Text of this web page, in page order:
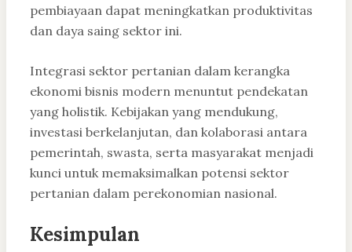
pembiayaan dapat meningkatkan produktivitas
dan daya saing sektor ini.
Integrasi sektor pertanian dalam kerangka
ekonomi bisnis modern menuntut pendekatan
yang holistik. Kebijakan yang mendukung,
investasi berkelanjutan, dan kolaborasi antara
pemerintah, swasta, serta masyarakat menjadi
kunci untuk memaksimalkan potensi sektor
pertanian dalam perekonomian nasional.
Kesimpulan